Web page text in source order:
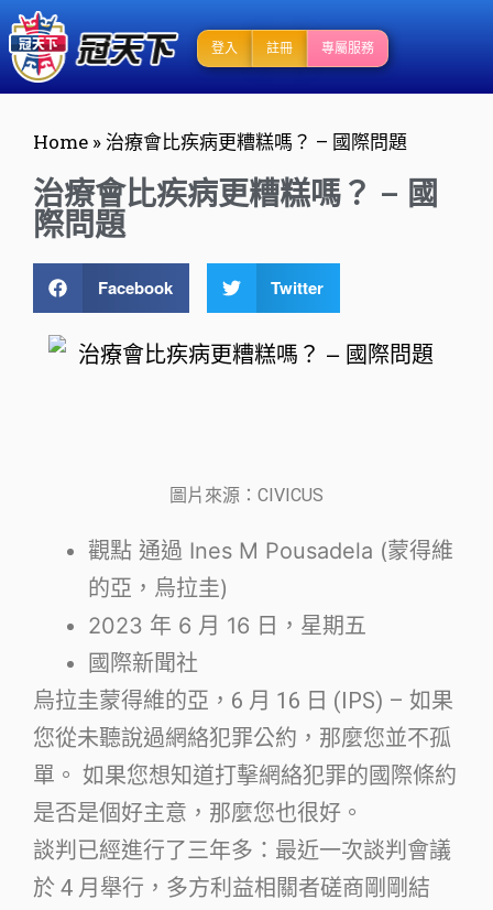
登入 註冊 專屬服務
Home »治療會比疾病更糟糕嗎？ – 國際問題
治療會比疾病更糟糕嗎？ – 國
際問題
Facebook Twitter
圖片來源：CIVICUS
觀點 通過 Ines M Pousadela (蒙得維
的亞，烏拉圭)
2023 年 6 月 16 日，星期五
國際新聞社
烏拉圭蒙得維的亞，6 月 16 日 (IPS) – 如果
您從未聽說過網絡犯罪公約，那麼您並不孤
單。 如果您想知道打擊網絡犯罪的國際條約
是否是個好主意，那麼您也很好。
談判已經進行了三年多：最近一次談判會議
於 4 月舉行，多方利益相關者磋商剛剛結